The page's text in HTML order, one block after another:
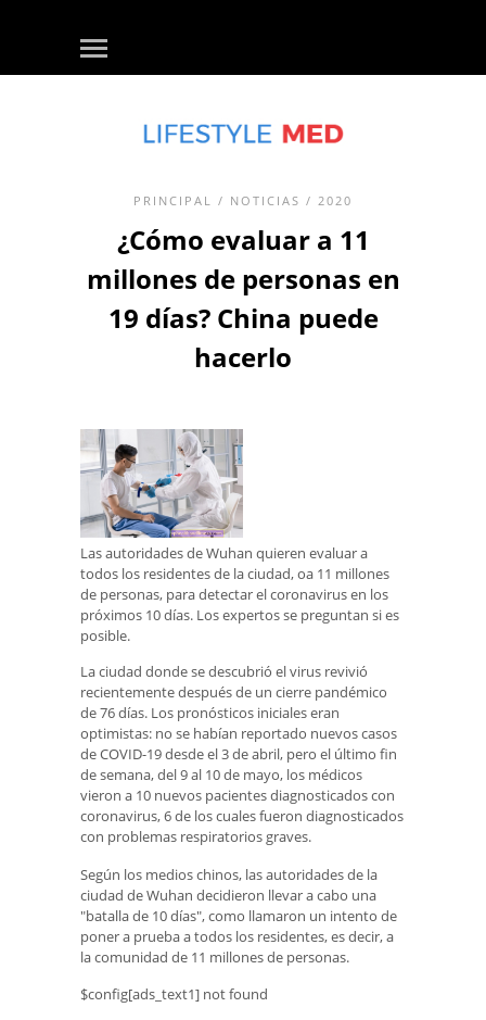
PRINCIPAL / NOTICIAS / 2020
¿Cómo evaluar a 11
millones de personas en
19 días? China puede
hacerlo
Las autoridades de Wuhan quieren evaluar a
todos los residentes de la ciudad, oa 11 millones
de personas, para detectar el coronavirus en los
próximos 10 días. Los expertos se preguntan si es
posible.
La ciudad donde se descubrió el virus revivió
recientemente después de un cierre pandémico
de 76 días. Los pronósticos iniciales eran
optimistas: no se habían reportado nuevos casos
de COVID-19 desde el 3 de abril, pero el último fin
de semana, del 9 al 10 de mayo, los médicos
vieron a 10 nuevos pacientes diagnosticados con
coronavirus, 6 de los cuales fueron diagnosticados
con problemas respiratorios graves.
Según los medios chinos, las autoridades de la
ciudad de Wuhan decidieron llevar a cabo una
"batalla de 10 días", como llamaron un intento de
poner a prueba a todos los residentes, es decir, a
la comunidad de 11 millones de personas.
$config[ads_text1] not found